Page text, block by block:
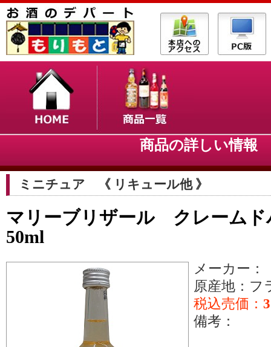
商品の詳しい情
ミニチュア 《 リキュール他 》
マリーブリザール クレーム
50ml
メーカー：
原産地：フ
税込売価：
備考：